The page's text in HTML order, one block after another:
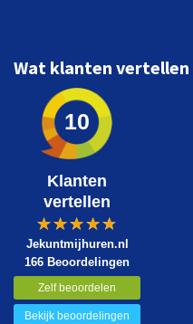
Wat klanten vertellen
10
Klanten
vertellen
Jekuntmijhuren.nl
166 Beoordelingen
Zelf beoordelen
Bekijk beoordelingen